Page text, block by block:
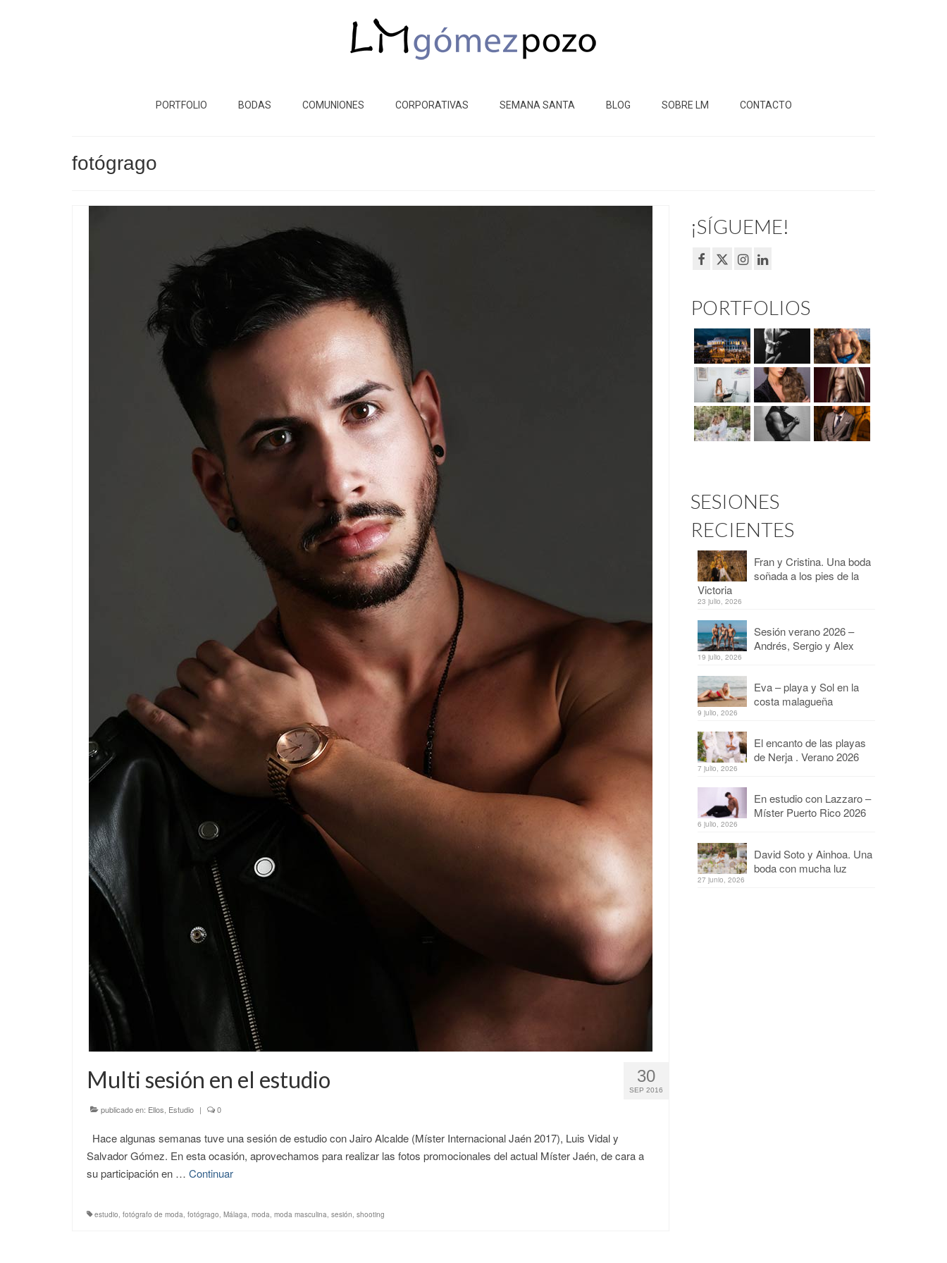
PORTFOLIO BODAS COMUNIONES CORPORATIVAS SEMANA SANTA BLOG SOBRE LM CONTACTO
fotógrago
30
SEP 2016
Multi sesión en el estudio
publicado en: Ellos Estudio | 0
Hace algunas semanas tuve una sesión de estudio con Jairo Alcalde (Míster Internacional Jaén 2017), Luis Vidal y
Salvador Gómez. En esta ocasión, aprovechamos para realizar las fotos promocionales del actual Míster Jaén, de cara a
su participación en … Continuar
estudio, fotógrafo de moda, fotógrago, Málaga, moda, moda masculina, sesión, shooting
¡SÍGUEME!
PORTFOLIOS
SESIONES
RECIENTES
Fran y Cristina. Una boda
soñada a los pies de la
Victoria
23 julio, 2026
Sesión verano 2026 –
Andrés, Sergio y Alex
19 julio, 2026
Eva – playa y Sol en la
costa malagueña
9 julio, 2026
El encanto de las playas
de Nerja . Verano 2026
7 julio, 2026
En estudio con Lazzaro –
Míster Puerto Rico 2026
6 julio, 2026
David Soto y Ainhoa. Una
boda con mucha luz
27 junio, 2026